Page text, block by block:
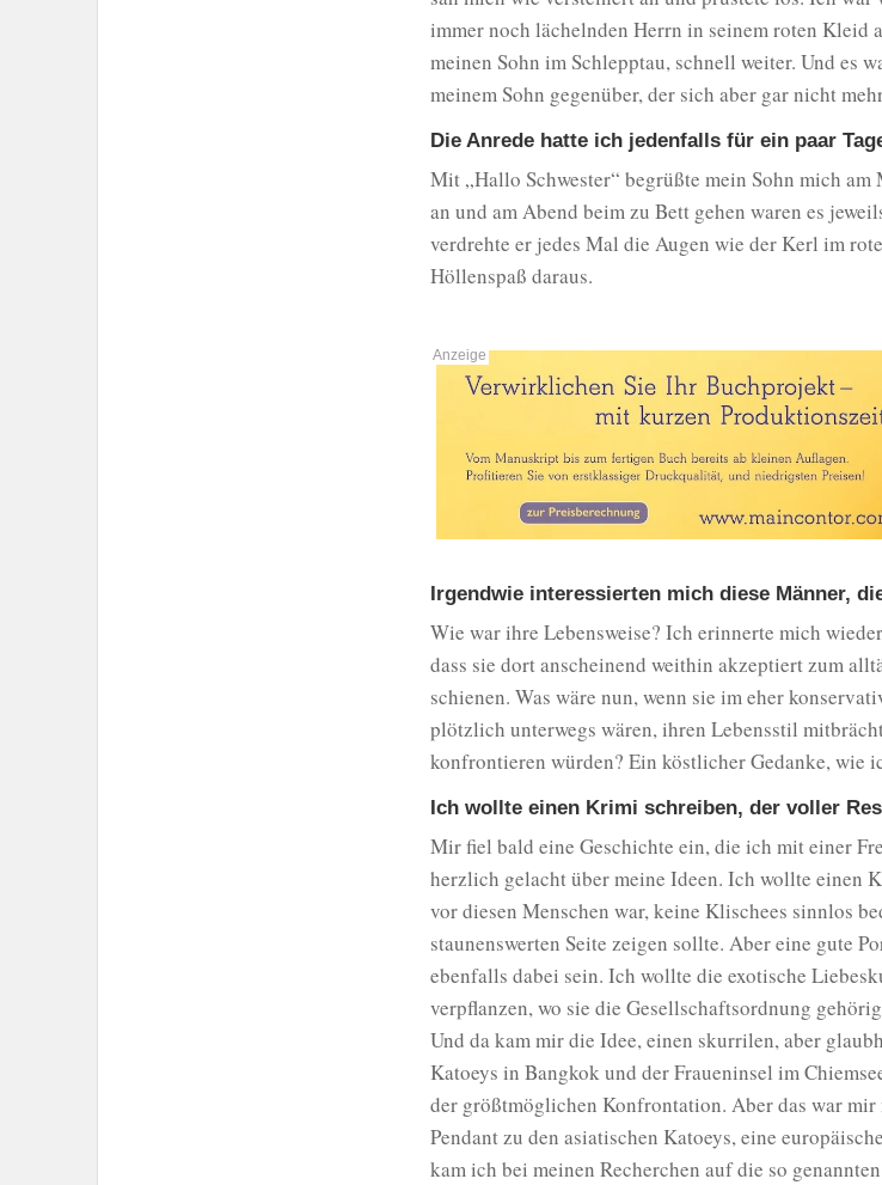
immer noch lächelnden Herrn in seinem roten Kleid
meinen Sohn im Schlepptau, schnell weiter. Und es
meinem Sohn gegenüber, der sich aber gar nicht
Die Anrede hatte ich jedenfalls für ein paar
Mit „Hallo Schwester“ begrüßte mein Sohn mich
an und am Abend beim zu Bett gehen waren es
verdrehte er jedes Mal die Augen wie der Kerl im
Höllenspaß daraus.
Irgendwie interessierten mich diese Männer,
Wie war ihre Lebensweise? Ich erinnerte mich
dass sie dort anscheinend weithin akzeptiert zum
schienen. Was wäre nun, wenn sie im eher
plötzlich unterwegs wären, ihren Lebensstil
konfrontieren würden? Ein köstlicher Gedanke, wie
Ich wollte einen Krimi schreiben, der voller
Mir fiel bald eine Geschichte ein, die ich mit einer
herzlich gelacht über meine Ideen. Ich wollte einen
vor diesen Menschen war, keine Klischees sinnlos
staunenswerten Seite zeigen sollte. Aber eine gute
ebenfalls dabei sein. Ich wollte die exotische
verpflanzen, wo sie die Gesellschaftsordnung
Und da kam mir die Idee, einen skurrilen, aber
Katoeys in Bangkok und der Fraueninsel im
der größtmöglichen Konfrontation. Aber das war
Pendant zu den asiatischen Katoeys, eine
kam ich bei meinen Recherchen auf die so